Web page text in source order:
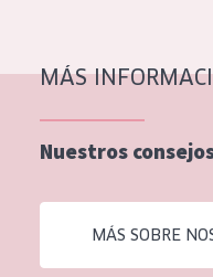
Todas las edades
Piel madura
MÁS
Nuestros
MÁS SOBRE